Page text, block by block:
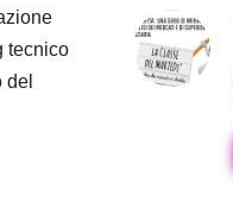
tecnico
del